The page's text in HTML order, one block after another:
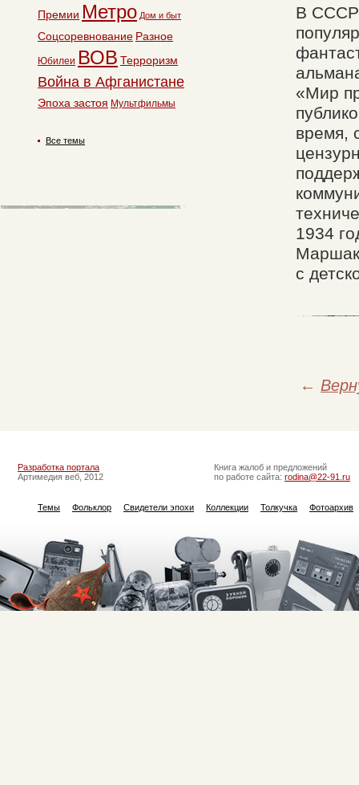
В СССР
«Мир
время,
1934
Маршак
с
←
Премии Метро Дом и быт
Соцсоревнование Разное
Юбилеи ВОВ Терроризм
Война в Афганистане
Эпоха застоя Мультфильмы
Все темы
Разработка портала
Артимедия веб, 2012
Книга жалоб и предложений
по работе сайта: rodina@22-91.ru
Темы Фольклор Свидетели эпохи Коллекции Толкучка Фотоархив